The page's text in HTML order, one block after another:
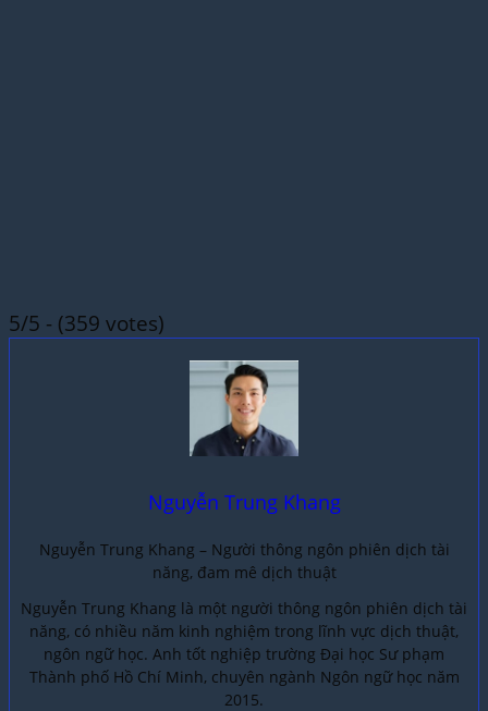
5/5 - (359 votes)
Nguyễn Trung Khang
Nguyễn Trung Khang – Người thông ngôn phiên dịch tài
năng, đam mê dịch thuật
Nguyễn Trung Khang là một người thông ngôn phiên dịch tài
năng, có nhiều năm kinh nghiệm trong lĩnh vực dịch thuật,
ngôn ngữ học. Anh tốt nghiệp trường Đại học Sư phạm
Thành phố Hồ Chí Minh, chuyên ngành Ngôn ngữ học năm
2015.